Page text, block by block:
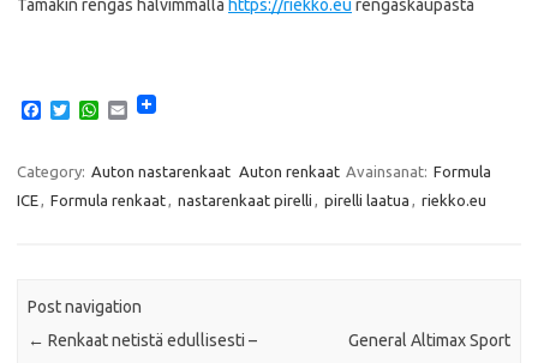
Tämäkin rengas halvimmalla https://riekko.eu rengaskaupasta
e
b
o
T
t
t
e
W
t
A
E
i
Category: Auton nastarenkaat Auton renkaat Avainsanat: Formula
ICE
Formula renkaat nastarenkaat pirelli pirelli laatua riekko.eu
Post navigation
← Renkaat netistä edullisesti –
General Altimax Sport